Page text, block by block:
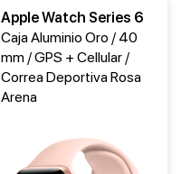
Apple Watch Series 6
Caja Aluminio Oro / 40
mm / GPS + Cellular /
Correa Deportiva Rosa
Arena